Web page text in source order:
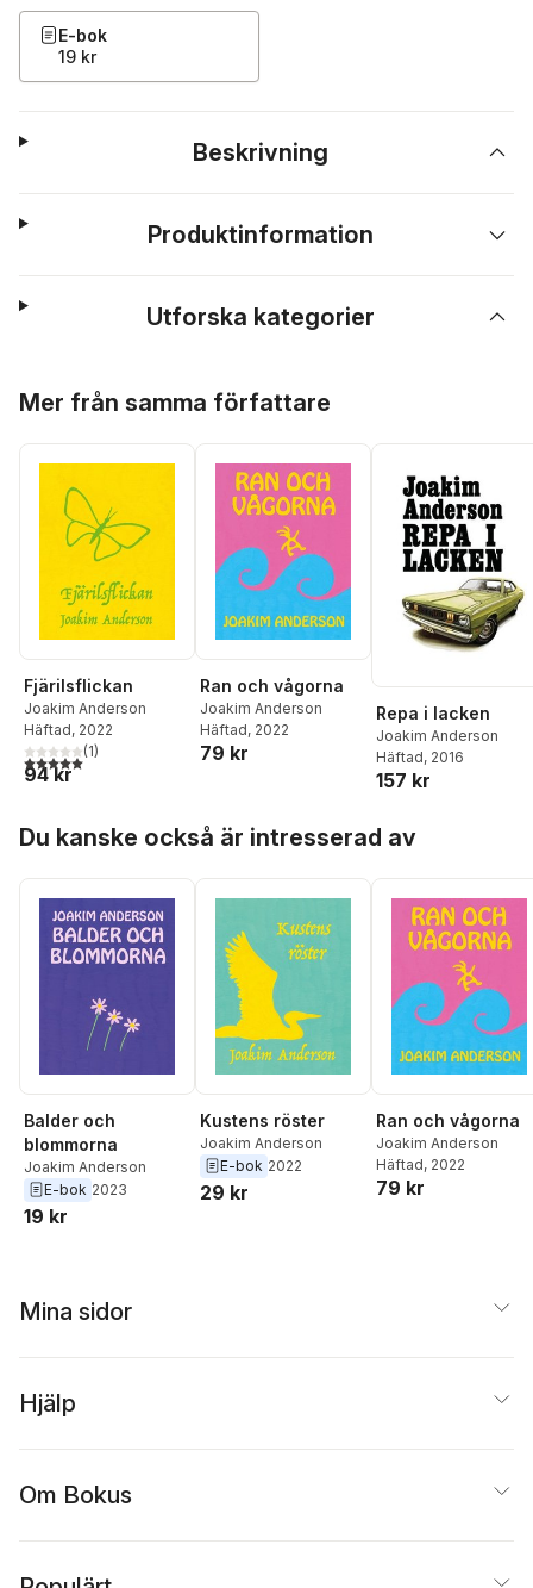
E-bok
19 kr
Beskrivning
Produktinformation
Utforska kategorier
Mer från samma författare
Fjärilsflickan
Joakim Anderson
Häftad, 2022
5,0utav 5 stjärnor. Totalt antal röster:
(1)
94 kr
Ran och vågorna
Joakim Anderson
Häftad, 2022
79 kr
Repa i lacken
Joakim Anderson
Häftad, 2016
157 kr
Du kanske också är intresserad av
Balder och
blommorna
Joakim Anderson
E-bok 2023
19 kr
Kustens röster
Joakim Anderson
E-bok 2022
29 kr
Ran och vågorna
Joakim Anderson
Häftad, 2022
79 kr
Mina sidor
Hjälp
Om Bokus